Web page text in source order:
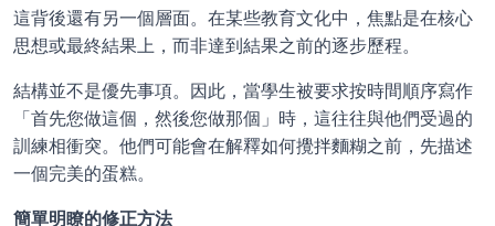
這背後還有另一個層面。在某些教育文化中，焦點是在核心
思想或最終結果上，而非達到結果之前的逐步歷程。
結構並不是優先事項。因此，當學生被要求按時間順序寫作
「首先您做這個，然後您做那個」時，這往往與他們受過的
訓練相衝突。他們可能會在解釋如何攪拌麵糊之前，先描述
一個完美的蛋糕。
簡單明瞭的修正方法